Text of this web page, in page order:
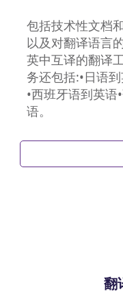
包括技术性文档
以及对翻译语言
英中互译的翻译
务还包括:•日语
•西班牙语到英语
语。
翻